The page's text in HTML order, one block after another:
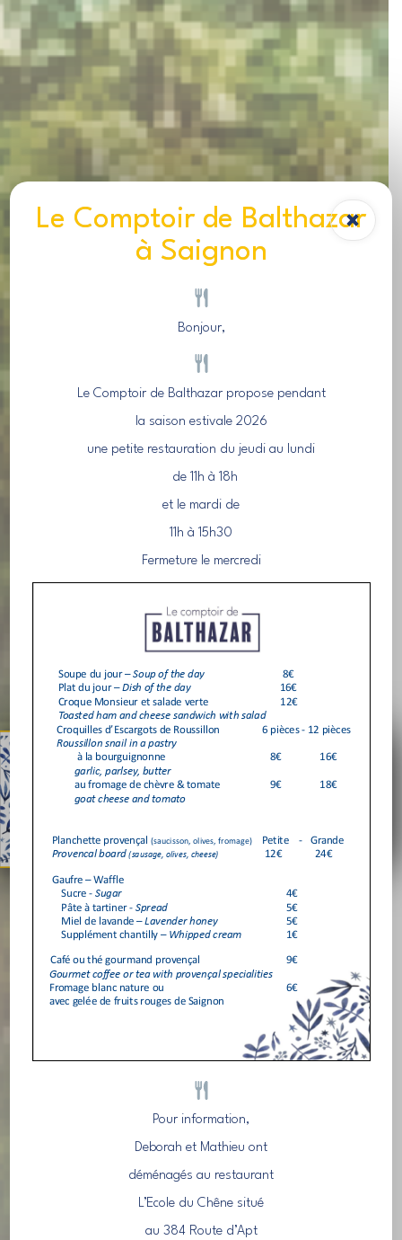
- Cuisine du marché -
43 Place de
84400 Saignon
Réserver
Le Comptoir de Balthazar
à Saignon
Bonjour,
Le Comptoir de Balthazar propose pendant
la saison estivale 2026
une petite restauration du jeudi au lundi
de 11h à 18h
et le mardi de
11h à 15h30
Fermeture le mercredi
Pour information,
Deborah et Mathieu ont
déménagés au restaurant
L’Ecole du Chêne situé
au 384 Route d’Apt
×